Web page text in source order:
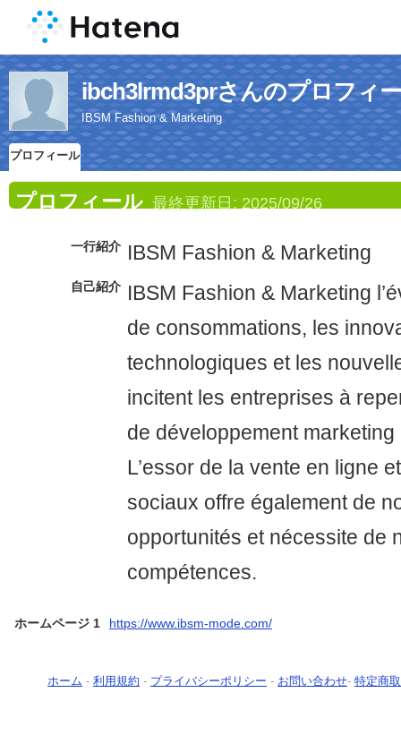
ibch3lrmd3prさんのプロフィ
IBSM Fashion & Marketing
プロフィール
プロフィール 最終更新日: 2025/09/26
一行紹介 IBSM Fashion & Marketing
自己紹介 IBSM Fashion & Marketing
de consommations, les
technologiques et les
incitent les entreprises à
de développement
L’essor de la vente en ligne
sociaux offre également de
opportunités et nécessite de
compétences.
ホームページ 1 https://www.ibsm-mode.com/
ホーム - 利用規約 - プライバシーポリシー - お問い合わせ- 特定商